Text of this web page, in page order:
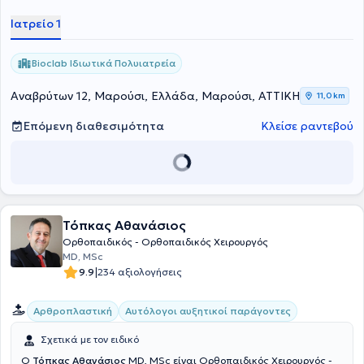
Χειρουργικής Είναι Επίκουρος Καθηγητής της Ιατρικής Σχολής του
Εθνικού και Καποδιστριακού Πανεπιστημίου Αθηνών.
Ιατρείο 1
Bioclab Ιδιωτικά Πολυιατρεία
Αναβρύτων 12, Μαρούσι, Ελλάδα, Μαρούσι, ΑΤΤΙΚΗ 11,0 km
Επόμενη διαθεσιμότητα Κλείσε ραντεβού
Τόπκας Αθανάσιος
Ορθοπαιδικός - Ορθοπαιδικός Χειρουργός
MD, MSc
9.9|234 αξιολογήσεις
Αρθροπλαστική Αυτόλογοι αυξητικοί παράγοντες
Σχετικά με τον ειδικό
Ο Τόπκας Αθανάσιος MD, MSc είναι Ορθοπαιδικός Χειρουργός -